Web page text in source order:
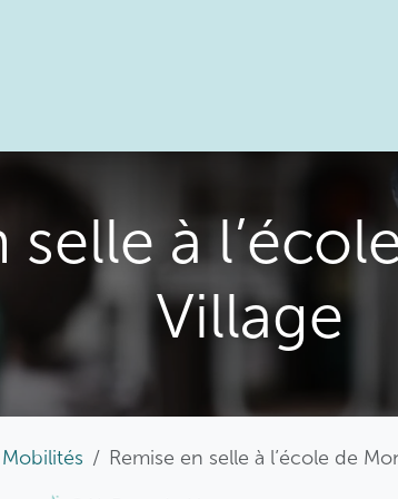
selle à
Village
Mobilités
Remise en selle à l’école de